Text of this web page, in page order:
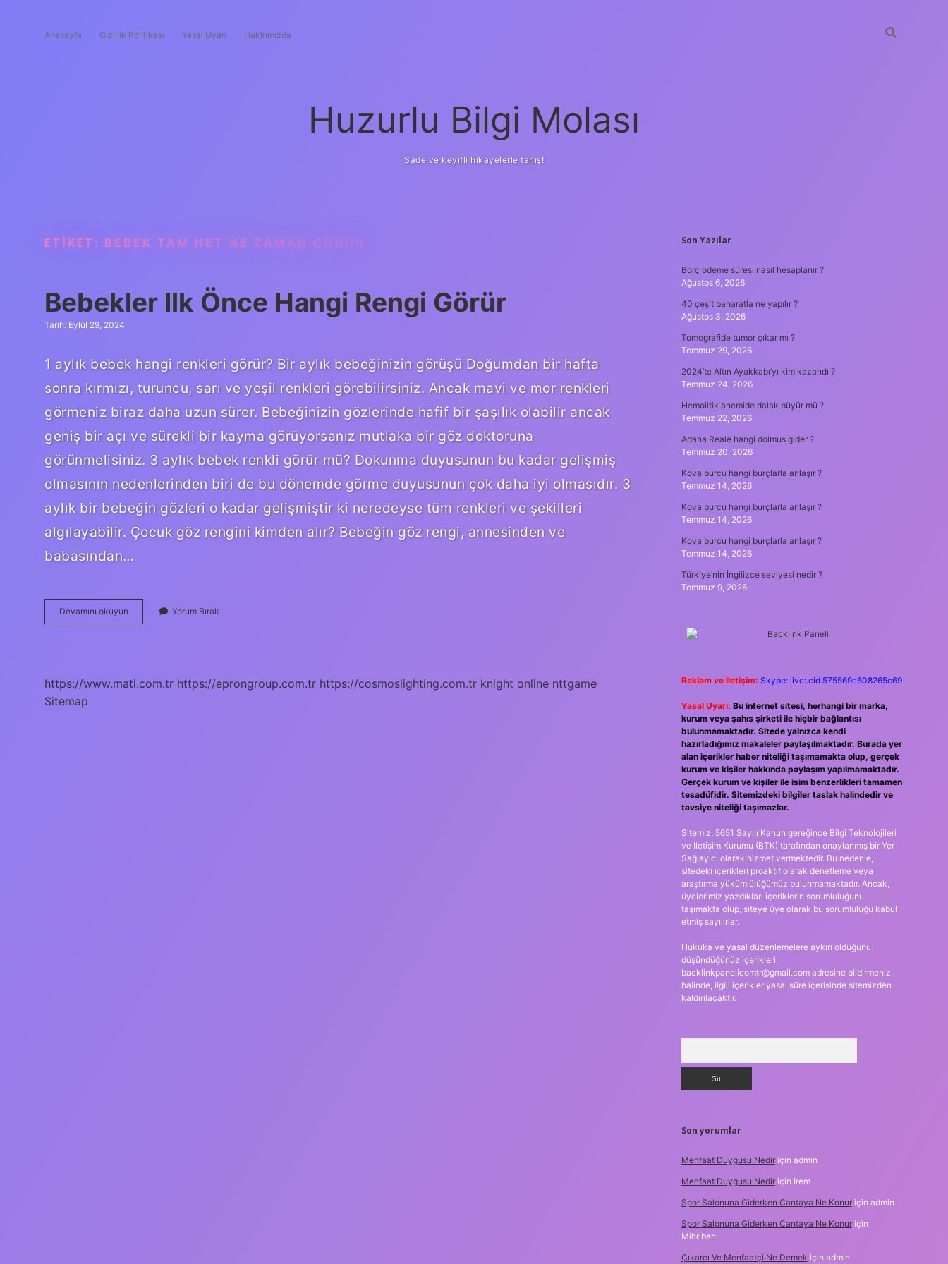
Anasayfa Gizlilik Politikası Yasal Uyarı Hakkımızda
Huzurlu Bilgi Molası
Sade ve keyifli hikayelerle tanış!
ETIKET: BEBEK TAM NET NE ZAMAN GÖRÜR
Bebekler Ilk Önce Hangi Rengi Görür
Tarih: Eylül 29, 2024
1 aylık bebek hangi renkleri görür? Bir aylık bebeğinizin görüşü Doğumdan bir hafta
sonra kırmızı, turuncu, sarı ve yeşil renkleri görebilirsiniz. Ancak mavi ve mor renkleri
görmeniz biraz daha uzun sürer. Bebeğinizin gözlerinde hafif bir şaşılık olabilir ancak
geniş bir açı ve sürekli bir kayma görüyorsanız mutlaka bir göz doktoruna
görünmelisiniz. 3 aylık bebek renkli görür mü? Dokunma duyusunun bu kadar gelişmiş
olmasının nedenlerinden biri de bu dönemde görme duyusunun çok daha iyi olmasıdır. 3
aylık bir bebeğin gözleri o kadar gelişmiştir ki neredeyse tüm renkleri ve şekilleri
algılayabilir. Çocuk göz rengini kimden alır? Bebeğin göz rengi, annesinden ve
babasından…
Devamını okuyun Bebekler
Ilk
Yorum Bırak
https://www.mati.com.tr https://eprongroup.com.tr https://cosmoslighting.com.tr knight online nttgame
Sitemap
SIDEBAR
Son Yazılar
Borç ödeme süresi nasıl hesaplanır ?
Ağustos 6, 2026
40 çeşit baharatla ne yapılır ?
Ağustos 3, 2026
Tomografide tumor çıkar mı ?
Temmuz 29, 2026
2024’te Altın Ayakkabı’yı kim kazandı ?
Temmuz 24, 2026
Hemolitik anemide dalak büyür mü ?
Temmuz 22, 2026
Adana Reale hangi dolmus gider ?
Temmuz 20, 2026
Kova burcu hangi burçlarla anlaşır ?
Temmuz 14, 2026
Kova burcu hangi burçlarla anlaşır ?
Temmuz 14, 2026
Kova burcu hangi burçlarla anlaşır ?
Temmuz 14, 2026
Türkiye’nin İngilizce seviyesi nedir ?
Temmuz 9, 2026
Reklam ve İletişim: Skype: live:.cid.575569c608265c69
Yasal Uyarı: Bu internet sitesi, herhangi bir marka,
kurum veya şahıs şirketi ile hiçbir bağlantısı
bulunmamaktadır. Sitede yalnızca kendi
hazırladığımız makaleler paylaşılmaktadır. Burada yer
alan içerikler haber niteliği taşımamakta olup, gerçek
kurum ve kişiler hakkında paylaşım yapılmamaktadır.
Gerçek kurum ve kişiler ile isim benzerlikleri tamamen
tesadüfidir. Sitemizdeki bilgiler taslak halindedir ve
tavsiye niteliği taşımazlar.
Sitemiz, 5651 Sayılı Kanun gereğince Bilgi Teknolojileri
ve İletişim Kurumu (BTK) tarafından onaylanmış bir Yer
Sağlayıcı olarak hizmet vermektedir. Bu nedenle,
sitedeki içerikleri proaktif olarak denetleme veya
araştırma yükümlülüğümüz bulunmamaktadır. Ancak,
üyelerimiz yazdıkları içeriklerin sorumluluğunu
taşımakta olup, siteye üye olarak bu sorumluluğu kabul
etmiş sayılırlar.
Hukuka ve yasal düzenlemelere aykırı olduğunu
düşündüğünüz içerikleri,
backlinkpanelicomtr@gmail.comadresine bildirmeniz
halinde, ilgili içerikler yasal süre içerisinde sitemizden
kaldırılacaktır.
Son yorumlar
Menfaat Duygusu Nediriçin admin
Menfaat Duygusu Nediriçin İrem
Spor Salonuna Giderken Cantaya Ne Konuriçin admin
Spor Salonuna Giderken Cantaya Ne Konuriçin
Mihriban
Çıkarcı Ve Menfaatçi Ne Demek için admin